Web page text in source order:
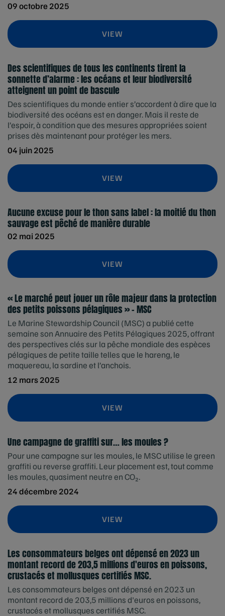
09 octobre 2025
VIEW
Des scientifiques de tous les continents tirent la
sonnette d’alarme : les océans et leur biodiversité
atteignent un point de bascule
Des scientifiques du monde entier s’accordent à dire que la
biodiversité des océans est en danger. Mais il reste de
l’espoir, à condition que des mesures appropriées soient
prises dès maintenant pour protéger les mers.
04 juin 2025
VIEW
Aucune excuse pour le thon sans label : la moitié du thon
sauvage est pêché de manière durable
02 mai 2025
VIEW
« Le marché peut jouer un rôle majeur dans la protection
des petits poissons pélagiques » – MSC
Le Marine Stewardship Council (MSC) a publié cette
semaine son Annuaire des Petits Pélagiques 2025, offrant
des perspectives clés sur la pêche mondiale des espèces
pélagiques de petite taille telles que le hareng, le
maquereau, la sardine et l’anchois.
12 mars 2025
VIEW
Une campagne de graffiti sur… les moules ?
Pour une campagne sur les moules, le MSC utilise le green
graffiti ou reverse graffiti. Leur placement est, tout comme
les moules, quasiment neutre en CO₂.
24 décembre 2024
VIEW
Les consommateurs belges ont dépensé en 2023 un
montant record de 203,5 millions d'euros en poissons,
crustacés et mollusques certifiés MSC.
Les consommateurs belges ont dépensé en 2023 un
montant record de 203,5 millions d'euros en poissons,
crustacés et mollusques certifiés MSC.